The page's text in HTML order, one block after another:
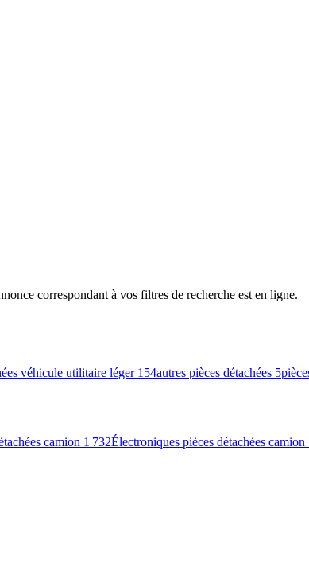
correspondant à vos filtres de recherche est en ligne.
véhicule utilitaire léger 154autres pièces détachées 5
camion 1 732Électroniques pièces détachées camion